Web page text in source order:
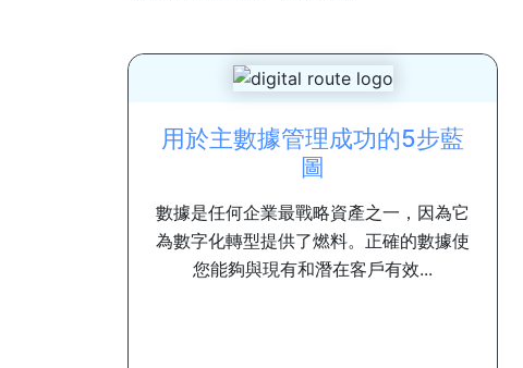
用於主數據管理成功的5步藍
圖
數據是任何企業最戰略資產之一，因為它
為數字化轉型提供了燃料。正確的數據使
您能夠與現有和潛在客戶有效...